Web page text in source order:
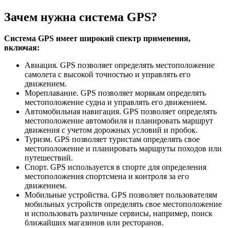
Зачем нужна система GPS?
Система GPS имеет широкий спектр применения,
включая:
Авиация. GPS позволяет определять местоположение
самолета с высокой точностью и управлять его
движением.
Мореплавание. GPS позволяет морякам определять
местоположение судна и управлять его движением.
Автомобильная навигация. GPS позволяет определять
местоположение автомобиля и планировать маршрут
движения с учетом дорожных условий и пробок.
Туризм. GPS позволяет туристам определять свое
местоположение и планировать маршруты походов или
путешествий.
Спорт. GPS используется в спорте для определения
местоположения спортсмена и контроля за его
движением.
Мобильные устройства. GPS позволяет пользователям
мобильных устройств определять свое местоположение
и использовать различные сервисы, например, поиск
ближайших магазинов или ресторанов.